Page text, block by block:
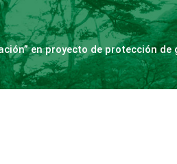
en proyecto de protección de